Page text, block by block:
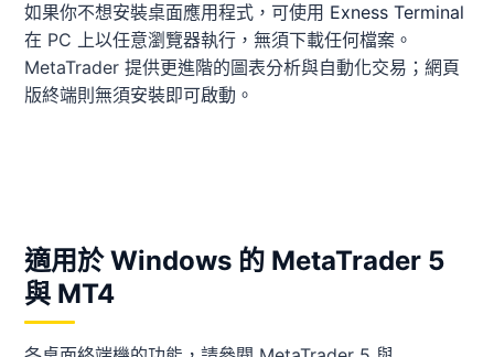
如果你不想安裝桌面應用程式，可使用 Exness Terminal
在 PC 上以任意瀏覽器執行，無須下載任何檔案。
MetaTrader 提供更進階的圖表分析與自動化交易；網頁
版終端則無須安裝即可啟動。
適用於 Windows 的 MetaTrader 5
與 MT4